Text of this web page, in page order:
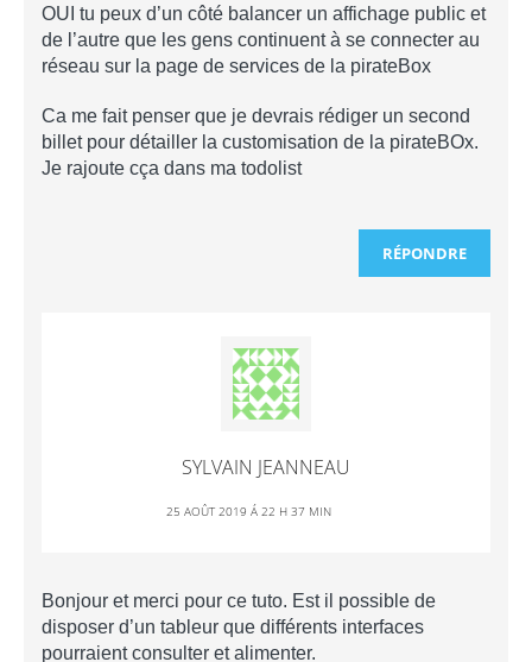
OUI tu peux d’un côté balancer un affichage public et
de l’autre que les gens continuent à se connecter au
réseau sur la page de services de la pirateBox
Ca me fait penser que je devrais rédiger un second
billet pour détailler la customisation de la pirateBOx.
Je rajoute cça dans ma todolist
RÉPONDRE
SYLVAIN JEANNEAU
25 AOÛT 2019 Á 22 H 37 MIN
Bonjour et merci pour ce tuto. Est il possible de
disposer d’un tableur que différents interfaces
pourraient consulter et alimenter.